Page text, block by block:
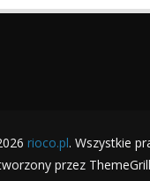
rioco.pl. Wszystkie
przez